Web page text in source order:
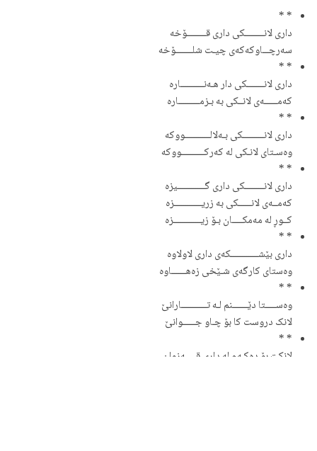
* *
داری لانـــــــــکی داری قـــــــــۆخە
سەرچـــاوکەکەی چیـت شلــــــــۆخە
* *
داری لانــــــــکی دار هـەنـــــــــــارە
کەمــــــەی لانــکی بە بـزمــــــــــارە
* *
داری لانــــــــــکی بـەلالــــــــــــووکە
وەسـتای لانـکی لە کەرکـــــــــــووکە
* *
داری لانـــــــــکی داری گـــــــــــــیزە
کەمــەی لانــــــکی بە زریـــــــــــــزە
کــوڕ لە مەمكـــــان بـۆ زیـــــــــــــزە
* *
داری بێشـــــــــــــکەی داری لاولاوە
وەستای کارگەی شـێخی زەهـــــــاوە
* *
وەســـــتا دێـــــــنم لـە تــــــــــــارانێ
لانک دروست کا بۆ چـاو جــــــوانێ
* *
لانکت بۆ دەکـەم لە داری قـــــەزوان